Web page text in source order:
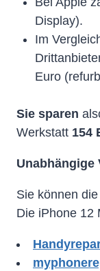
Display).
Im
Euro
Sie sparen
Werkstatt 154
Unabhängige
Sie können
Die iPhone 12